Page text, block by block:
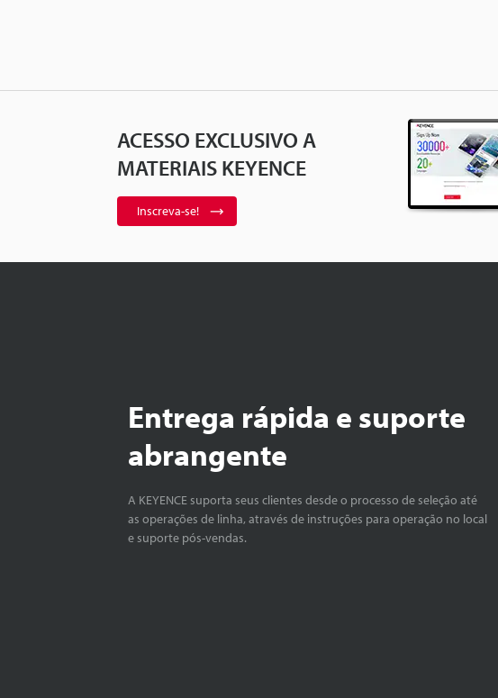
ACESSO EXCLUSIVO A
MATERIAIS KEYENCE
Inscreva-se!
Entrega rápida e suporte
abrangente
A KEYENCE suporta seus clientes desde o processo de seleção até
as operações de linha, através de instruções para operação no local
e suporte pós-vendas.